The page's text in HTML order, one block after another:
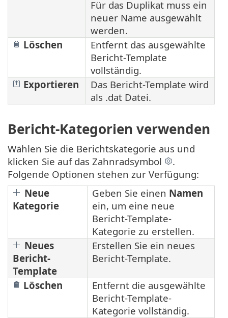
Für das Duplikat muss ein
neuer Name ausgewählt
werden.
Löschen
Entfernt das ausgewählte
Bericht-Template
vollständig.
Exportieren
Das Bericht-Template wird
als .dat Datei.
Bericht-Kategorien verwenden
Wählen Sie die Berichtskategorie aus und
klicken Sie auf das Zahnradsymbol
.
Folgende Optionen stehen zur Verfügung:
Neue
Kategorie
Geben Sie einen Namen
ein, um eine neue
Bericht-Template-
Kategorie zu erstellen.
Neues
Bericht-
Template
Erstellen Sie ein neues
Bericht-Template.
Löschen
Entfernt die ausgewählte
Bericht-Template-
Kategorie vollständig.